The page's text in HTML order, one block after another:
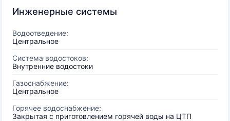
Инженерные системы
Водоотведение:
Центральное
Система водостоков:
Внутренние водостоки
Газоснабжение:
Центральное
Горячее водоснабжение:
Закрытая с приготовлением горячей воды на ЦТП